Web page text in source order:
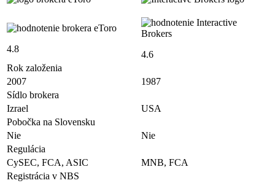
4.8
4.6
Rok založenia
2007
1987
Sídlo brokera
Izrael
USA
Pobočka na Slovensku
Nie
Nie
Regulácia
CySEC, FCA, ASIC
MNB, FCA
Registrácia v NBS